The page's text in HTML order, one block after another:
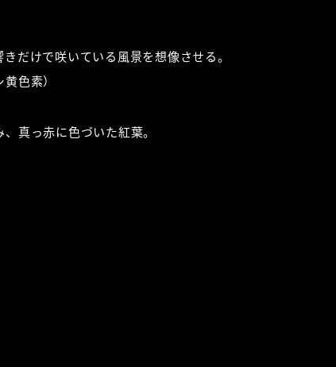
だけで咲いている風景を想像させる。
色素）
真っ赤に色づいた紅葉。